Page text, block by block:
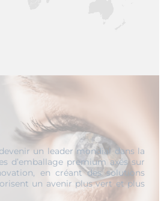
un leader mondial dans la
d’emballage premium axés sur
en créant des solutions
un avenir plus vert et plus